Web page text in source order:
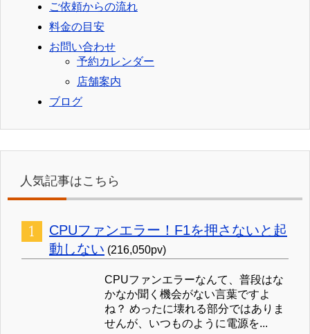
ご依頼からの流れ
料金の目安
お問い合わせ
予約カレンダー
店舗案内
ブログ
人気記事はこちら
CPUファンエラー！F1を押さないと起
動しない (216,050pv)
CPUファンエラーなんて、普段はな
かなか聞く機会がない言葉ですよ
ね？ めったに壊れる部分ではありま
せんが、いつものように電源を...